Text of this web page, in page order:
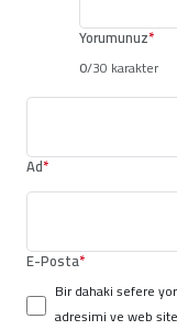
Yorumunuz*
0/30 karakter
Ad*
E-Posta*
Bir dahaki sefere
adresimi ve web